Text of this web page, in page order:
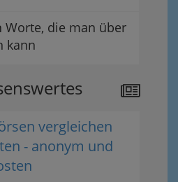
Worte, die man über
kann
vergleichen
- anonym und